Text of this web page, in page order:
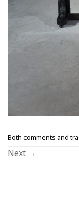
Both comments and
Next →